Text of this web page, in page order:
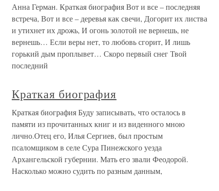
Анна Герман. Краткая биография Вот и все – последняя
встреча, Вот и все – деревья как свечи, Догорит их листва
и утихнет их дрожь, И огонь золотой не вернешь, не
вернешь… Если веры нет, то любовь сгорит, И лишь
горький дым проплывет… Скоро первый снег Твой
последний
Краткая биография
Краткая биография Буду записывать, что осталось в
памяти из прочитанных книг и из виденного мною
лично.Отец его, Илья Сергиев, был простым
псаломщиком в селе Сура Пинежского уезда
Архангельской губернии. Мать его звали Феодорой.
Насколько можно судить по разным данным,